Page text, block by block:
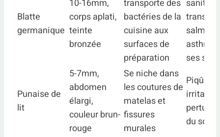
Blatte
germanique
10-16mm,
corps aplati,
teinte
bronzée
transporte des
bactéries de la
cuisine aux
surfaces de
préparation
asthme
ses
Punaise de
lit
5-7mm,
abdomen
élargi,
couleur brun-
rouge
Se niche dans
les coutures de
matelas et
fissures
murales
Piqûres
du